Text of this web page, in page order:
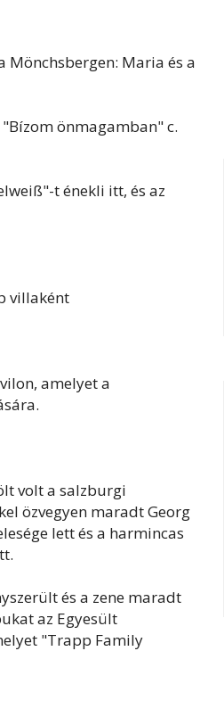
Mönchsbergen: Maria és a
önmagamban" c.
t énekli itt, és az
villaként
amelyet a
volt a salzburgi
özvegyen maradt Georg
lett és a harmincas
és a zene maradt
az Egyesült
"Trapp Family